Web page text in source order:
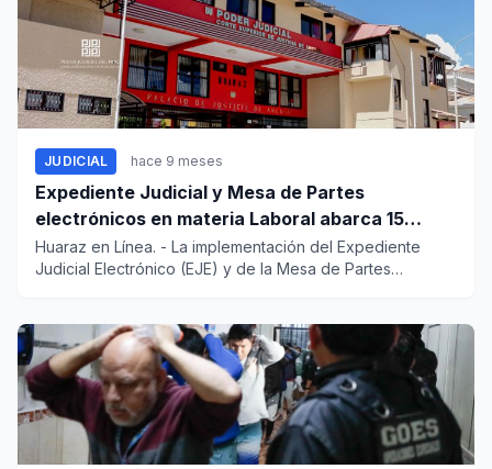
JUDICIAL hace 9 meses
Expediente Judicial y Mesa de Partes
electrónicos en materia Laboral abarca 15
provincias de la Áncash
Huaraz en Línea. - La implementación del Expediente
Judicial Electrónico (EJE) y de la Mesa de Partes